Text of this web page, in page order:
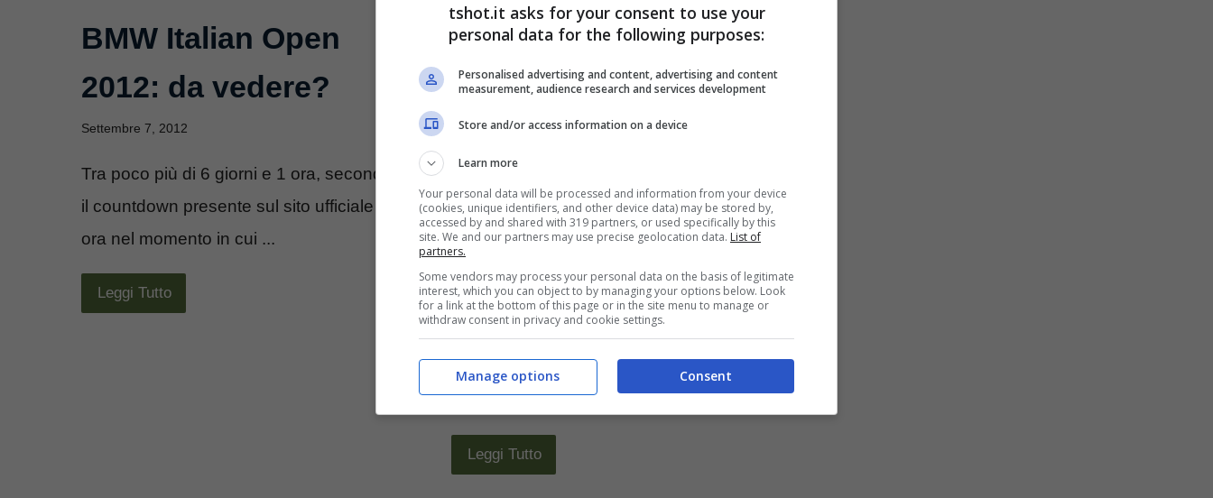
BMW Italian Open
2012: da vedere?
Settembre 7, 2012
Tra poco più di 6 giorni e 1 ora, secondo
il countdown presente sul sito ufficiale
ora nel momento in cui ...
Leggi Tutto
BMW Open d’Italia
2012: presentazione a
Torino con Edoardo
Molinari
Settembre 2, 2012
Quest’anno l’Open d’Italia alias BMW
Italian Open 2012 si giocherà dal 13 al
16 settembre 2012 sul campo del Royal
Park ...
Leggi Tutto
tshot.it asks for your consent to use your
personal data for the following purposes:
Personalised advertising and content, advertising and content
measurement, audience research and services development
Store and/or access information on a device
Learn more
Your personal data will be processed and information from your device
(cookies, unique identifiers, and other device data) may be stored by,
accessed by and shared with 319 partners, or used specifically by this
site. We and our partners may use precise geolocation data. List of
partners.
Some vendors may process your personal data on the basis of legitimate
interest, which you can object to by managing your options below. Look
for a link at the bottom of this page or in the site menu to manage or
withdraw consent in privacy and cookie settings.
Consent
Manage options